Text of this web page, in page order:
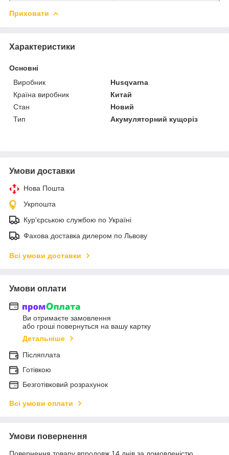
Приховати
Характеристики
Основні
Виробник
Husqvarna
Країна виробник
Китай
Стан
Новий
Тип
Акумуляторний кущоріз
Умови доставки
Нова Пошта
Укрпошта
Кур'єрською службою по Україні
Фахова доставка дилером по Львову
Всі умови доставки
Умови оплати
Ви отримаєте замовлення
або гроші повернуться на вашу картку
Детальніше
Післяплата
Готівкою
Безготівковий розрахунок
Всі умови оплати
Умови повернення